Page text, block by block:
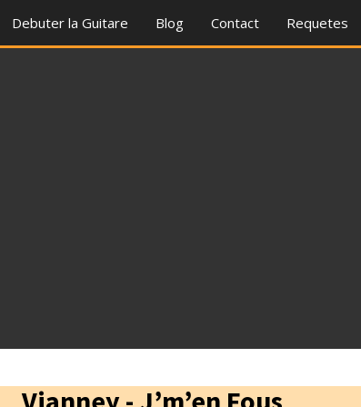
Debuter la Guitare Blog Contact Requetes